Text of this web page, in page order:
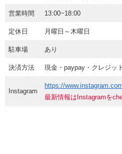
営業時間 13:00~18:00
定休日 月曜日～木曜日
駐車場 あり
決済方法 現金・paypay・クレジッ
Instagram
https://
最新情報はInstagramを